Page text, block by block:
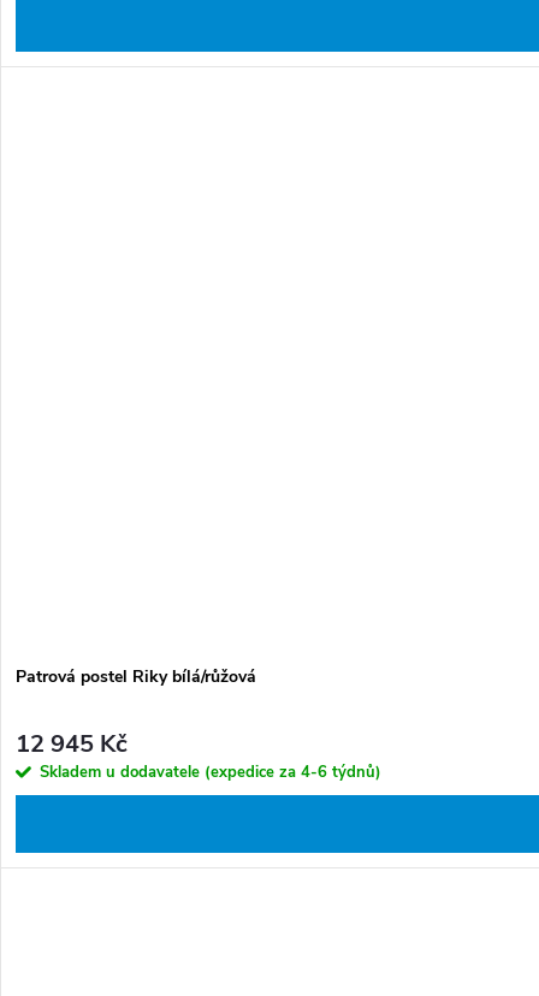
Patrová postel Riky bílá/růžová
12 945 Kč
Skladem u dodavatele (expedice za 4-6 týdnů)